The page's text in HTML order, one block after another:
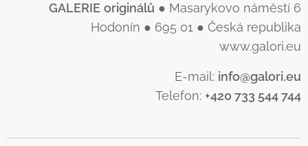
GALERIE originálů ● Masarykovo náměstí 6
Hodonín ● 695 01 ● Česká republika
www.galori.eu
E-mail: info@galori.eu
Telefon: +420 733 544 744